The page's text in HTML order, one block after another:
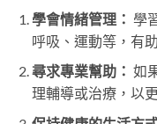
學會情緒管理： 學
呼吸、運動等，有
尋求專業幫助： 如
理輔導或治療，以